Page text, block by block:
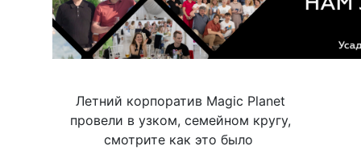
Летний корпоратив Magic Planet
провели в узком, семейном кругу,
смотрите как это было